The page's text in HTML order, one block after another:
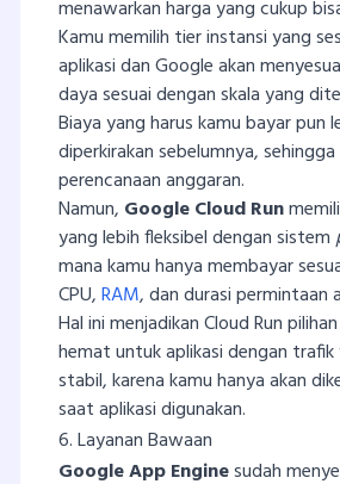
menawarkan harga yang cukup
Kamu memilih tier instansi yang
aplikasi dan Google akan
daya sesuai dengan skala yang
Biaya yang harus kamu bayar pun
diperkirakan sebelumnya,
perencanaan anggaran.
Namun, Google Cloud Run
yang lebih fleksibel dengan sistem
mana kamu hanya membayar
CPU,RAM, dan durasi permintaan
Hal ini menjadikan Cloud Run
hemat untuk aplikasi dengan
stabil, karena kamu hanya akan
saat aplikasi digunakan.
6. Layanan Bawaan
Google App Enginesudah